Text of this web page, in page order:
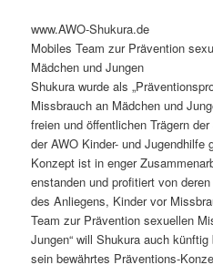
www.AWO-Shukura.de
Mobiles Team zur Prävention
Mädchen und Jungen
Shukura wurde als
Missbrauch an Mädchen und
freien und öffentlichen Trägern
der AWO Kinder- und Jugendhilfe
Konzept ist in enger
enstanden und profitiert von
des Anliegens, Kinder vor
Team zur Prävention sexuellen
Jungen“ will Shukura auch
sein bewährtes Präventions-